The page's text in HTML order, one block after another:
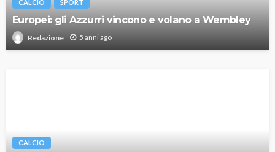
CALCIO SPORT
Europei: gli Azzurri vincono e volano a Wembley
Redazione 5 anni ago
CALCIO